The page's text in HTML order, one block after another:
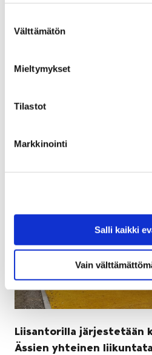
valinta
Välttämätön
Mieltymykset
Tilastot
Markkinointi
Salli kaikki
Vain
digikatoksia vanhojen
asennustyöt aloitetaan
bussipysäkkialueella.
Liisantorilla järjestetään
Ässien yhteinen